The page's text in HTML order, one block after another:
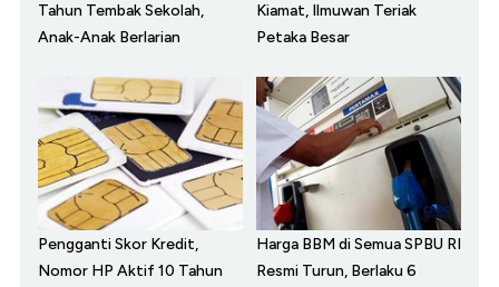
Tahun Tembak Sekolah,
Anak-Anak Berlarian
Kiamat, Ilmuwan Teriak
Petaka Besar
Pengganti Skor Kredit,
Nomor HP Aktif 10 Tahun
Harga BBM di Semua SPBU RI
Resmi Turun, Berlaku 6